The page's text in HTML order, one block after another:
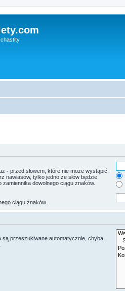
- przed słowem, które nie może wystąpić.
nawiasów, tylko jedno ze słów będzie
dowolnego ciągu znaków.
ciągu znaków.
przeszukiwane automatycznie, chyba